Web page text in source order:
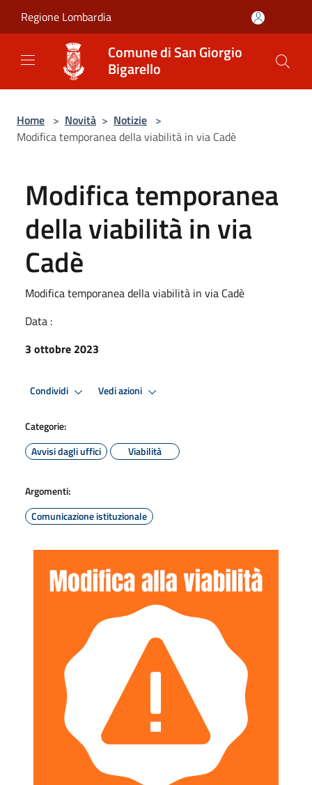
Regione Lombardia
Comune di San Giorgio
Bigarello
Home > Novità > Notizie >
Modifica temporanea della viabilità in via Cadè
Modifica temporanea
della viabilità in via
Cadè
Modifica temporanea della viabilità in via Cadè
Data :
3 ottobre 2023
Condividi Vedi azioni
Categorie:
Avvisi dagli uffici
Viabilità
Argomenti:
Comunicazione istituzionale